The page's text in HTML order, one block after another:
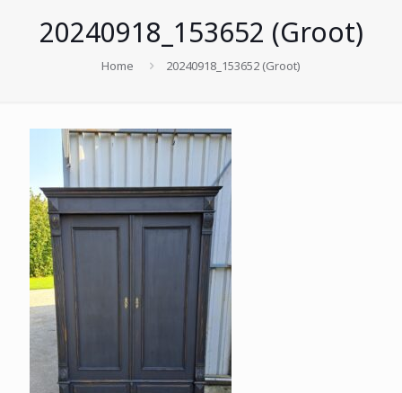
20240918_153652 (Groot)
Home 20240918_153652 (Groot)